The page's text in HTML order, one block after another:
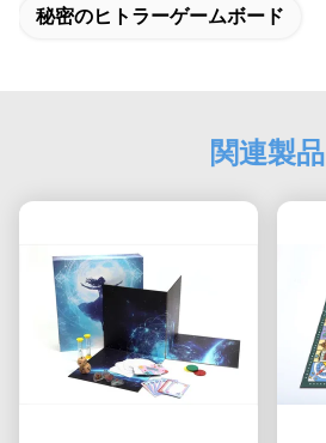
秘密のヒトラーゲームボード
関連製品